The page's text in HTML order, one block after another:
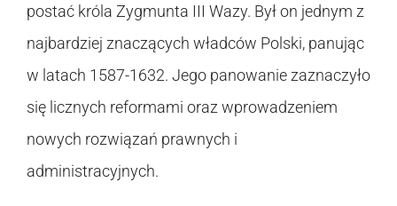
postać króla Zygmunta III Wazy. Był on jednym z
najbardziej znaczących władców Polski, panując
w latach 1587-1632. Jego panowanie zaznaczyło
się licznych reformami oraz wprowadzeniem
nowych rozwiązań prawnych i
administracyjnych.